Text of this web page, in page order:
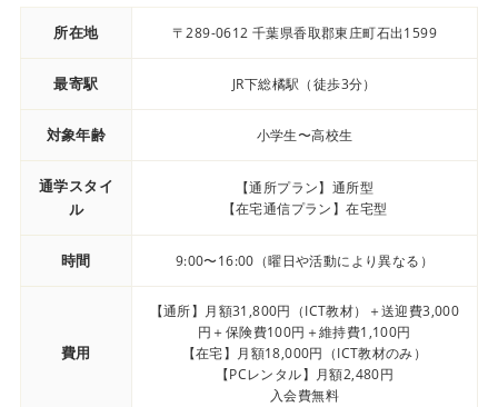
所在地 〒289-0612 千葉県香取郡東庄町石出1599
最寄駅 JR下総橘駅（徒歩3分）
対象年齢 小学生〜高校生
通学スタイ
ル
【通所プラン】通所型
【在宅通信プラン】在宅型
時間 9:00〜16:00（曜日や活動により異なる）
費用
【通所】月額31,800円（ICT教材）＋送迎費3,000
円＋保険費100円＋維持費1,100円
【在宅】月額18,000円（ICT教材のみ）
【PCレンタル】月額2,480円
入会費無料